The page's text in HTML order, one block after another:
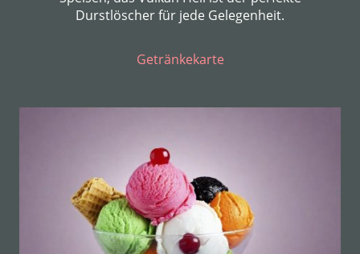
Durstlöscher für jede Gelegenheit.
Getränkekarte